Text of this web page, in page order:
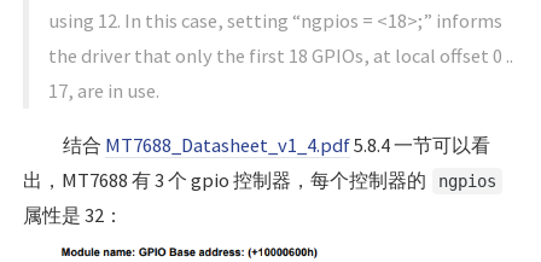
using 12. In this case, setting “ngpios = <18>;” informs
the driver that only the first 18 GPIOs, at local offset 0 ..
17, are in use.
结合 MT7688_Datasheet_v1_4.pdf5.8.4 一节可以看
出，MT7688 有 3 个 gpio 控制器，每个控制器的
ngpios
属性是 32：